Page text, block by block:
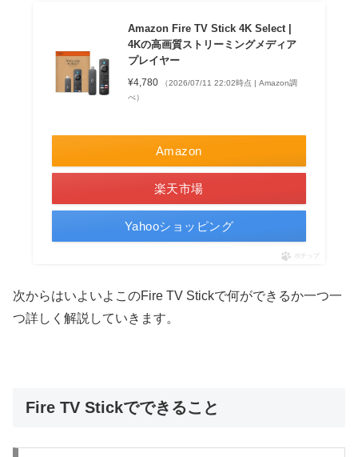
Amazon Fire TV Stick 4K Select |
4Kの高画質ストリーミングメディア
プレイヤー
¥4,780
（2026/07/11 22:02時点 | Amazon調
べ）
Amazon
楽天市場
Yahooショッピング
ポチップ
次からはいよいよこのFire TV Stickで何ができるか一つ一
つ詳しく解説していきます。
Fire TV Stickでできること